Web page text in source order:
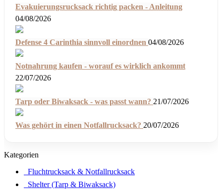
Evakuierungsrucksack richtig packen - Anleitung
04/08/2026
Defense 4 Carinthia sinnvoll einordnen 04/08/2026
Notnahrung kaufen - worauf es wirklich ankommt
22/07/2026
Tarp oder Biwaksack - was passt wann? 21/07/2026
Was gehört in einen Notfallrucksack? 20/07/2026
Kategorien
Fluchtrucksack & Notfallrucksack
Shelter (Tarp & Biwaksack)